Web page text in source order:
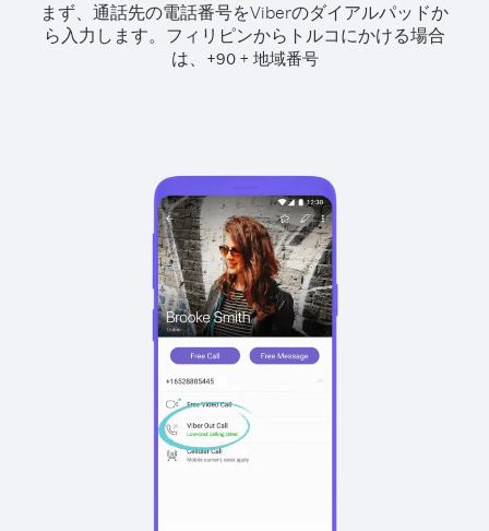
まず、通話先の電話番号をViberのダイアルパッドか
ら入力します。 フィリピンからトルコにかける場合
は、
+90+ 地域番号